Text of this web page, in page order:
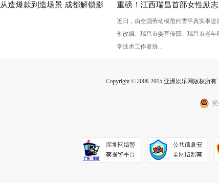
从造爆款到造场景 成都解锁影 重磅！江西瑞昌首部女性励志
竖屏短剧《蛋姐传奇》定档三
八节
近日，由全国劳动模范何雪平真实事迹
创改编、瑞昌市委宣传部、瑞昌市老年
学技术工作者协...
Copyright © 2008-2015 亚洲娱乐网版权所
冀